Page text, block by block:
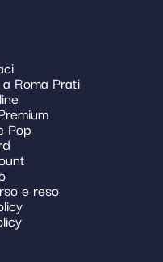
Roma Prati
Pop
e reso